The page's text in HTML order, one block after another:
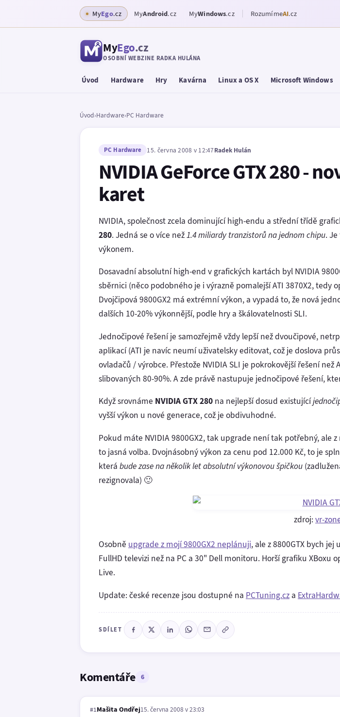
MyEgo.cz MyAndroid.cz MyWindows.cz RozumímeAI.cz
MyEgo.cz
OSOBNÍ WEBZINE RADKA HULÁNA
Úvod Hardware Hry Kavárna Linux a OS X Microsoft Windows
Úvod›Hardware›PC Hardware
PC Hardware 15. června 2008 v 12:47Radek Hulán
NVIDIA GeForce GTX 280 -
karet
NVIDIA, společnost zcela dominující high-endu a střední třídě
280. Jedná se o více než1.4 miliardy tranzistorů na jednom chipu.
výkonem.
Dosavadní absolutní high-end v grafických kartách byl NVIDIA
sběrnici (něco podobného je i výrazně pomalejší ATI 3870X2, tedy
Dvojčipová 9800GX2 má extrémní výkon, a vypadá to, že nová
dalších 10-20% výkonnější, podle hry a škálovatelnosti SLI.
Jednočipové řešení je samozřejmě vždy lepší než dvoučipové,
aplikací (ATI je navíc neumí uživatelsky editovat, což je doslova
ovladačů / výrobce. Přestože NVIDIA SLI je pokrokovější řešení
slibovaných 80-90%. A zde právě nastupuje jednočipové řešení,
Když srovnáme NVIDIA GTX 280 na nejlepší dosud existující
vyšší výkon u nové generace, což je obdivuhodné.
Pokud máte NVIDIA 9800GX2, tak upgrade není tak potřebný, ale
to jasná volba. Dvojnásobný výkon za cenu pod 12.000 Kč, to je
která bude zase na několik let absolutní výkonovou špičkou
rezignovala) 🙂
zdroj:vr-
Osobně upgrade z mojí 9800GX2 neplánuji, ale z 8800GTX bych
FullHD televizi než na PC a 30" Dell monitoru. Horší grafiku XBoxu
Live.
Update: české recenze jsou dostupné na PCTuning.cz a
SDÍLET
Komentáře 6
#1Mašita Ondřej15. června 2008 v 23:03